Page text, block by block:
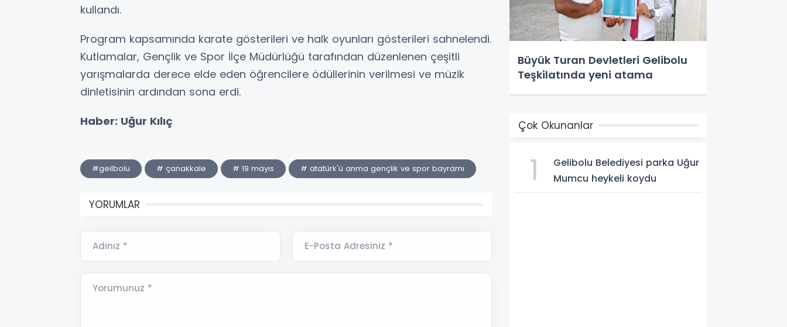
kullandı.
Program kapsamında karate gösterileri ve halk oyunları gösterileri sahnelendi.
Kutlamalar, Gençlik ve Spor İlçe Müdürlüğü tarafından düzenlenen çeşitli
yarışmalarda derece elde eden öğrencilere ödüllerinin verilmesi ve müzik
dinletisinin ardından sona erdi.
Haber: Uğur Kılıç
#geilbolu # çanakkale # 19 mayıs # atatürk'ü anma gençlik ve spor bayramı
YORUMLAR
Adınız * E-Posta Adresiniz *
Yorumunuz *
Büyük Turan Devletleri Gelibolu
Teşkilatında yeni atama
Çok Okunanlar
1
Gelibolu Belediyesi parka Uğur
Mumcu heykeli koydu